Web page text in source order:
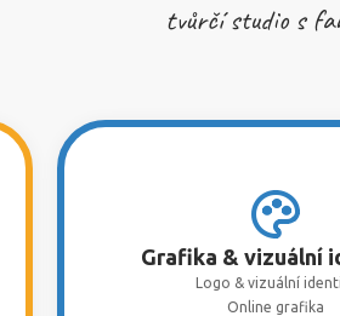
tvůrčí studio s
Grafika & vizuální
Logo & vizuální
Online grafika